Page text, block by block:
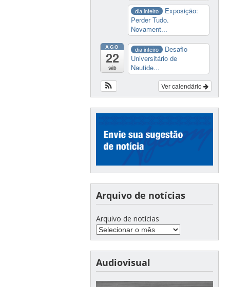
dia inteiro
Exposição:
Perder Tudo.
Novament...
AGO
22
sáb
dia inteiro
Desafio
Universitário de
Nautide...
Ver calendário
Arquivo de notícias
Arquivo de notícias
Audiovisual